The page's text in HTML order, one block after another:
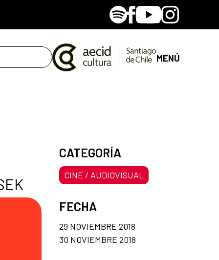
SpotifyFacebook
YoutubeInstagram
MENÚ
CATEGORÍA
CINE / AUDIOVISUAL
FECHA
29 NOVIEMBRE 2018
30 NOVIEMBRE 2018